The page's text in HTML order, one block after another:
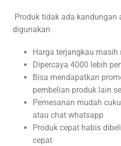
Produk tidak ada
digunakan
Harga terjangkau
Dipercaya 4000 lebih
Bisa mendapatkan
pembelian produk lain
Pemesanan mudah
atau chat whatsapp
Produk cepat habis
cepat